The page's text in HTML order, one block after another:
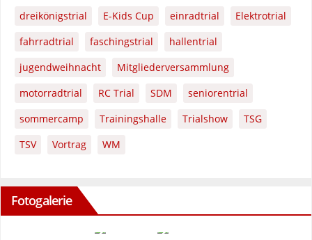
dreikönigstrial
E-Kids Cup einradtrial
Elektrotrial
fahrradtrial
faschingstrial
hallentrial
jugendweihnacht
Mitgliederversammlung
motorradtrial
RC Trial SDM
seniorentrial
sommercamp
Trainingshalle Trialshow
TSG
TSV
Vortrag WM
Fotogalerie